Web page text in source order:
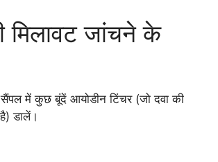
मिलावट जांचने के
में कुछ बूंदें आयोडीन टिंचर (जो दवा की
डालें।